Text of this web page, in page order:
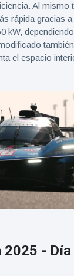
Al mismo
rápida gracias
kW,
el espacio
2025 -